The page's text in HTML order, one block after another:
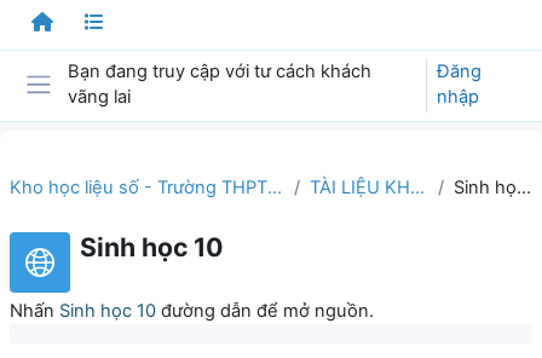
Chuyển tới nội dung chính
Bảng điều khiển cạnh
Bạn đang truy cập với tư cách khách
vãng lai
Đăng
nhập
Kho học liệu số - Trường THPT Mỹ Quý TÀI LIỆU KHỐI 10 Sinh học 10
Sinh học 10
Nhấn Sinh học 10 đường dẫn để mở nguồn.